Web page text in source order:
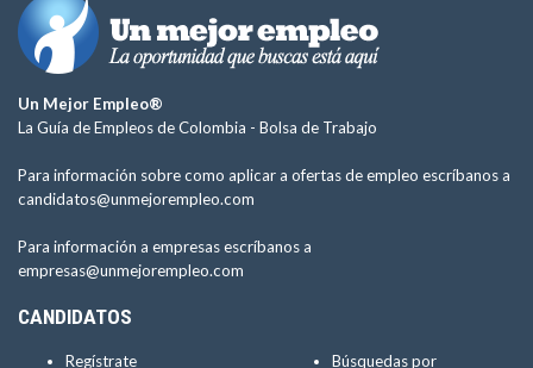
Un Mejor Empleo®
La Guía de Empleos de Colombia - Bolsa de Trabajo
Para información sobre como aplicar a ofertas de empleo escríbanos a
candidatos@unmejorempleo.com
Para información a empresas escríbanos a
empresas@unmejorempleo.com
CANDIDATOS
Regístrate Búsquedas por